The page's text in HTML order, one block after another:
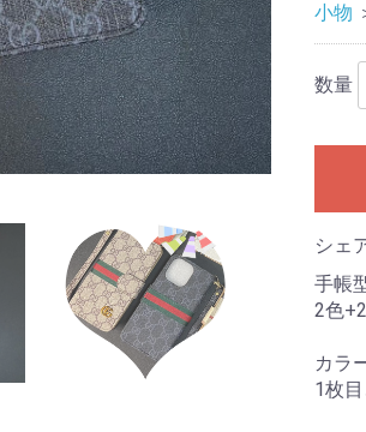
小物
数量
シェ
手帳
2色
カラ
1枚